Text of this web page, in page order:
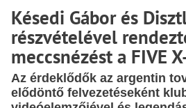
Késedi Gábor és
részvételével
meccsnézést a FIVE
Az érdeklődők az argentin
elődöntő felvezetéseként